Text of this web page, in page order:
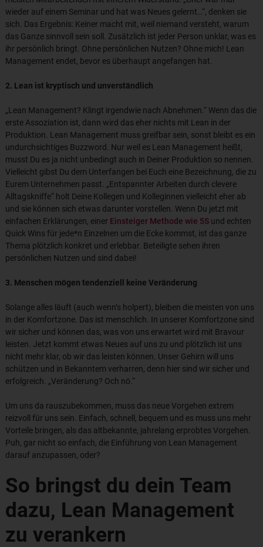
wieder auf einem Seminar und hat was Neues gelernt…“, denken sie
sich. Das Ergebnis: Keiner macht mit, weil niemand versteht, warum
das Ganze sinnvoll sein soll. Zusätzlich ist jeder Person unklar, was es
ihr persönlich bringt. Ohne persönlichen Nutzen? Ohne mich! Lean
Management endet, bevor es überhaupt angefangen hat.
2. Lean ist kryptisch und unverständlich
„Lean Management? Klingt irgendwie nach Abnehmen.“ Wenn das die
erste Assoziation ist, dann wird das eher nichts mit Lean in der
Produktion. Lean Management muss greifbar sein, sonst bleibt es ein
undurchsichtiges Buzzword. Nur weil es Lean Management heißt,
musst Du es ja nicht unbedingt auch in Deiner Produktion so nennen.
Vielleicht gibst Du dem Unterfangen bei Euch eine Bezeichnung, die zu
Eurem Unternehmen passt. „Entspannter Arbeiten durch clevere
Alltagskniffe“ holt Deine Kollegen und Kolleginnen vielleicht eher ab
und sie können sich etwas darunter vorstellen. Wenn Du jetzt mit
einfachen Erklärungen, einer Einsteiger Methode wie 5Sund echten
Quick Wins für jede*n Einzelnen um die Ecke kommst, ist das ganze
Thema plötzlich konkret und erlebbar. Beteiligte sehen ihren
persönlichen Nutzen und sind dabei!
3. Menschen mögen tendenziell keine Veränderung
Solange alles läuft (auch wenn’s holpert), bleiben die meisten von uns
in der Komfortzone. Das ist menschlich. In unserer Komfortzone sind
wir sicher und können das, was von uns erwartet wird mit Bravour
leisten. Jetzt kommt etwas Neues auf uns zu und plötzlich ist uns
nicht mehr klar, ob wir das leisten können. Unser Gehirn will uns
schützen und in Bekanntem verharren, denn hier sind wir sicher und
erfolgreich. „Veränderung? Och nö.“
Um uns da rauszubekommen, muss das neue Vorgehen extrem
reizvoll für uns sein. Einfach, schnell, bequem und es muss uns mehr
Vorteile bringen, als das altbekannte, jahrelang erprobtes Vorgehen.
Puh, gar nicht so einfach, die Einführung von Lean Management
darauf anzupassen, oder?
So bringst du dein Team
dazu, Lean Management
zu verankern